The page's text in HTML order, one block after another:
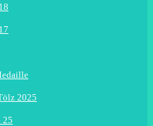
2025
25